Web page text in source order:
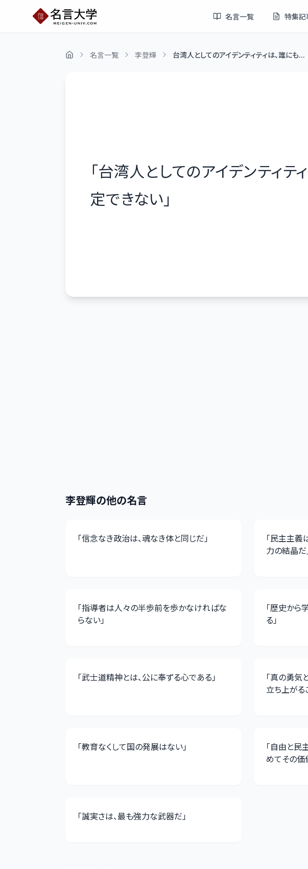
名言一覧 特集記
名言一覧 李登輝 台湾人としてのアイデンティティは、誰にも...
「台湾人としてのアイデンティテ
定できない 」
李登輝の他の名言
「信念なき政治は、魂なき体と同じだ」 「民主主義
力の結晶だ
「指導者は人々の半歩前を歩かなければな
らない」
「歴史から
る」
「武士道精神とは、公に奉ずる心である」 「真の勇気
立ち上がる
「教育なくして国の発展はない」 「自由と民
めてその価
「誠実さは、最も強力な武器だ」